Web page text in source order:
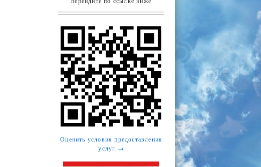
Оценить условия предоставления
услуг →